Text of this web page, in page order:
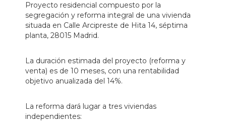
Proyecto residencial compuesto por la
segregación y reforma integral de una vivienda
situada en Calle Arcipreste de Hita 14, séptima
planta, 28015 Madrid.
La duración estimada del proyecto (reforma y
venta) es de 10 meses, con una rentabilidad
objetivo anualizada del 14%.
La reforma dará lugar a tres viviendas
independientes: